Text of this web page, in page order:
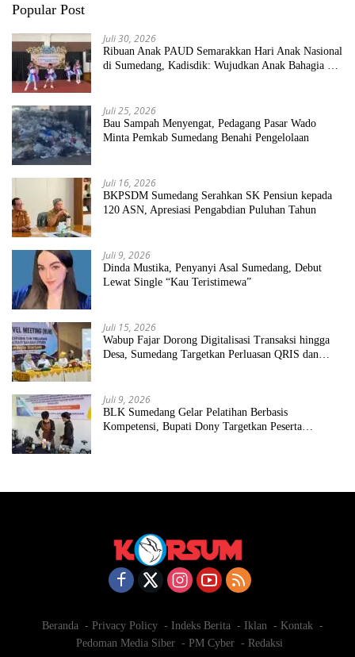
Popular Post
Juli 30, 2026
Ribuan Anak PAUD Semarakkan Hari Anak Nasional
di Sumedang, Kadisdik: Wujudkan Anak Bahagia dan
Juli 25, 2026
Bau Sampah Menyengat, Pedagang Pasar Wado
Minta Pemkab Sumedang Benahi Pengelolaan
Juli 16, 2026
BKPSDM Sumedang Serahkan SK Pensiun kepada
120 ASN, Apresiasi Pengabdian Puluhan Tahun
Juli 9, 2026
Dinda Mustika, Penyanyi Asal Sumedang, Debut
Lewat Single “Kau Teristimewa”
Juli 15, 2026
Wabup Fajar Dorong Digitalisasi Transaksi hingga
Desa, Sumedang Targetkan Perluasan QRIS dan
Juli 9, 2026
BLK Sumedang Gelar Pelatihan Berbasis
Kompetensi, Bupati Dony Targetkan Peserta
Beranda Privacy Policy Indeks Berita Iklan
Kontak
Pedoman Media Siber
PM Cyber Redaksi